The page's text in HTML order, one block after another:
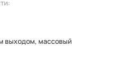
выходом, массовый